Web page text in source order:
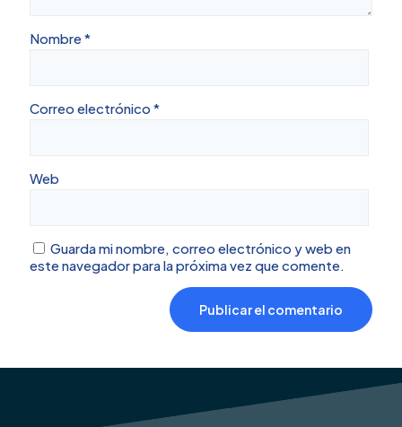
Nombre*
Correo electrónico *
Web
Guarda mi nombre, correo electrónico y web en
este navegador para la próxima vez que comente.